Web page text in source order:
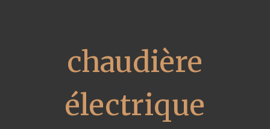
chaudière
électrique